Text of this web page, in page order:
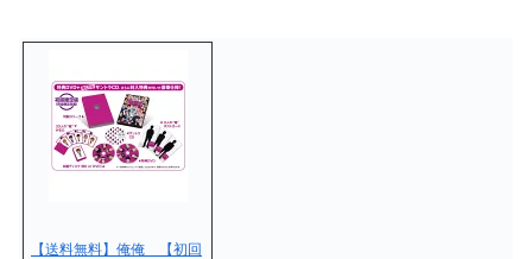
【送料無料】俺俺 【初回